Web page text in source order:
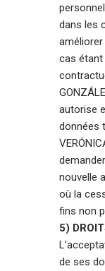
dans les
cas étant
autorise
données
nouvelle
où la
fins non
5)
de ses